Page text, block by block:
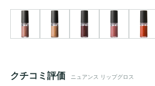
クチコミ評価 ニュアンス リップグロス